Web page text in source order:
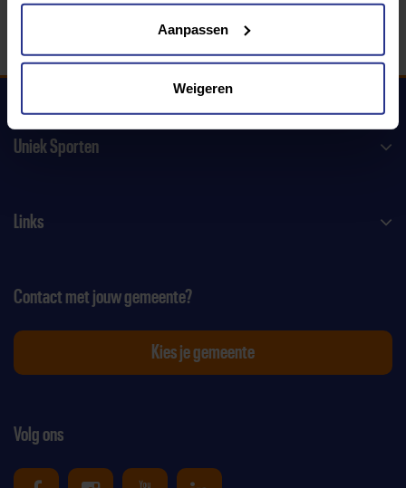
Aanpassen
Weigeren
Uniek Sporten
Links
Volg ons
Contact met jouw gemeente?
Kies je gemeente